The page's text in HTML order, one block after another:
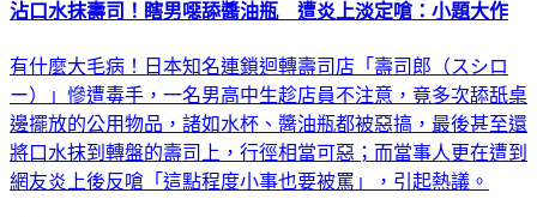
沾口水抹壽司！瞎男噁舔醬油瓶 遭炎上淡定嗆：小題大作
有什麼大毛病！日本知名連鎖迴轉壽司店「壽司郎（スシロ
ー）」慘遭毒手，一名男高中生趁店員不注意，竟多次舔舐桌
邊擺放的公用物品，諸如水杯、醬油瓶都被惡搞，最後甚至還
將口水抹到轉盤的壽司上，行徑相當可惡；而當事人更在遭到
網友炎上後反嗆「這點程度小事也要被罵」，引起熱議。